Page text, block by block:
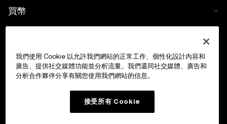
買幣
交易
我們使用 Cookie 以允許我們網站的正常工作、個性化設計內容和
廣告、提供社交媒體功能並分析流量。我們還同社交媒體、廣告和
分析合作夥伴分享有關您使用我們網站的信息。
接受所有 Cookie